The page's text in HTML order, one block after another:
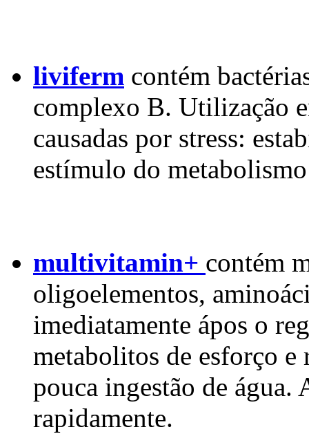
liviferm contém
complexo B. Utilização
causadas por stress:
estímulo do
multivitamin+ contém
oligoelementos,
imediatamente ápos o
metabolitos de esforço e
pouca ingestão de água.
rapidamente.